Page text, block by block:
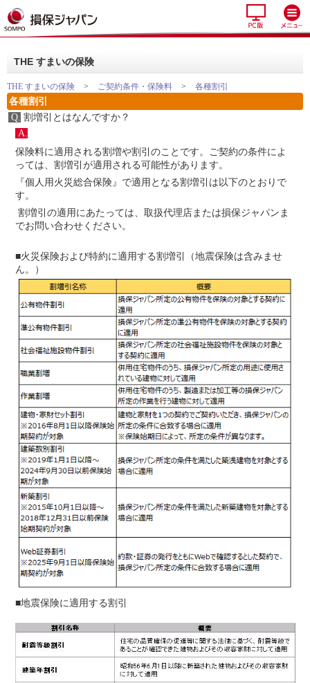
THE すまいの保険
THE すまいの保険 > ご契約条件・保険料 > 各種割引
各種割引
Q. 割増引とはなんですか？
A.
保険料に適用される割増や割引のことです。ご契約の条件によ
っては、割増引が適用される可能性があります。
『個人用火災総合保険』で適用となる割増引は以下のとおりで
す。
割増引の適用にあたっては、取扱代理店または損保ジャパンま
でお問い合わせください。
■火災保険および特約に適用する割増引（地震保険は含みませ
ん。）
■地震保険に適用する割引